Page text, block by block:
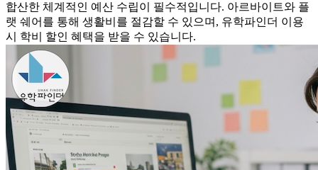
합산한 체계적인 예산 수립이 필수적입니다. 아르바이트와 플
랫 쉐어를 통해 생활비를 절감할 수 있으며, 유학파인더 이용
시 학비 할인 혜택을 받을 수 있습니다.